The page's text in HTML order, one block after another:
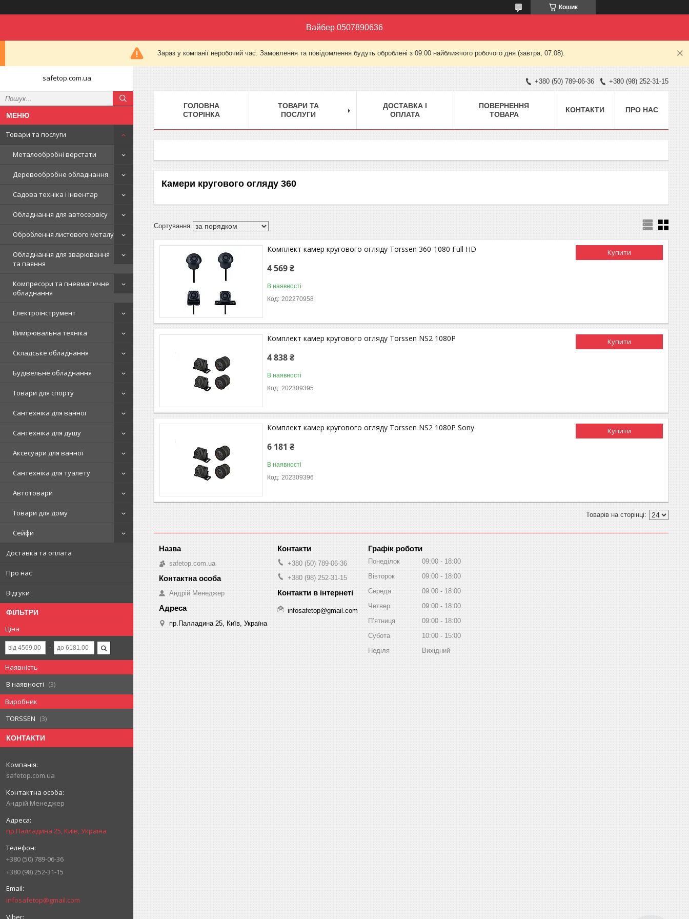
Кошик
Вайбер 0507890636
Зараз у компанії неробочий час. Замовлення та повідомлення будуть оброблені з 09:00 найближчого робочого дня (завтра, 07.08).
safetop.com.ua
Товари та послуги
Металообробні верстати
Деревообробне обладнання
Садова техніка і інвентар
Обладнання для автосервісу
Оброблення листового металу
Обладнання для зварювання
та паяння
Компресори та пневматичне
обладнання
Електроінструмент
Вимірювальна техніка
Складське обладнання
Будівельне обладнання
Товари для спорту
Сантехніка для ванної
Сантехніка для душу
Аксесуари для ванної
Сантехніка для туалету
Автотовари
Товари для дому
Сейфи
Доставка та оплата
Про нас
Відгуки
ФІЛЬТРИ
Ціна
Наявність
В наявності
3
Виробник
TORSSEN
3
КОНТАКТИ
safetop.com.ua
Андрій Менеджер
пр.Палладина 25, Київ, Україна
+380 (50) 789-06-36
+380 (98) 252-31-15
infosafetop@gmail.com
+380 (50) 789-06-36 +380 (98) 252-31-15
ГОЛОВНА
СТОРІНКА
ТОВАРИ ТА
ПОСЛУГИ
ДОСТАВКА І
ОПЛАТА
ПОВЕРНЕННЯ
ТОВАРА
КОНТАКТИ ПРО НАС
Камери кругового огляду 360
Купити
Комплект камер кругового огляду Torssen 360-1080 Full HD
4 569 ₴
В наявності
202270958
Купити
Комплект камер кругового огляду Torssen NS2 1080P
4 838 ₴
В наявності
202309395
Купити
Комплект камер кругового огляду Torssen NS2 1080P Sony
6 181 ₴
В наявності
202309396
safetop.com.ua
Андрій Менеджер
пр.Палладина 25, Київ, Україна
+380 (50) 789-06-36
+380 (98) 252-31-15
infosafetop@gmail.com
Графік роботи
Понеділок 09:00
18:00
Вівторок
09:00
18:00
Середа
09:00
18:00
Четвер
09:00
18:00
Пʼятниця
09:00
18:00
Субота
10:00
15:00
Неділя
Вихідний